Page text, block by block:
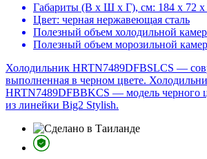
Габариты (В х Ш х Г), см: 184 х 72
Цвет: черная нержавеющая сталь
Полезный объем холодильной
Полезный объем морозильной
Холодильник HRTN7489DFBSLCS —
выполненная в черном цвете.
HRTN7489DFBBKCS — модель черного
из линейки Big2 Stylish.